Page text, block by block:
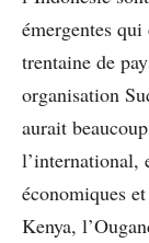
émergentes
trentaine de
organisation
aurait
l’international,
économiques
Kenya,